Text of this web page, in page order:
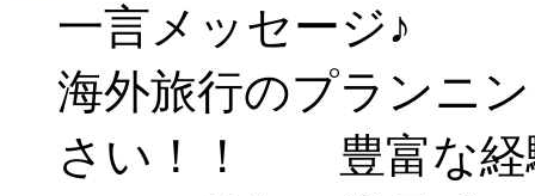
一言メッセージ♪
海外旅行のプランニ
さい！！ 豊富な経